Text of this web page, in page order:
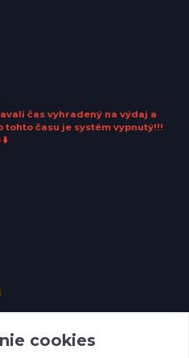
čas vyhradený na výdaj a
tohto času je systém vypnutý!!!
⬇️
cookies